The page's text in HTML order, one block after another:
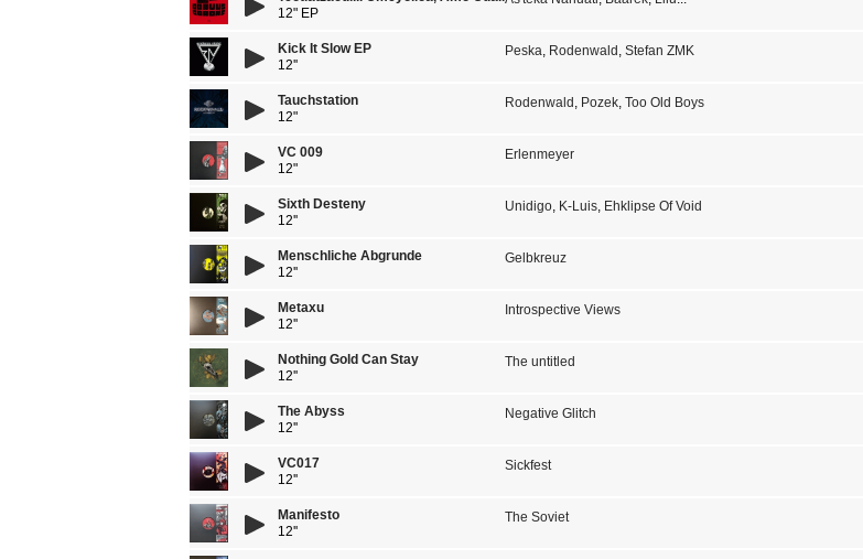
12" EP
Kick It Slow EP
12''
Peska, Rodenwald , Stefan ZMK
Tauchstation
12"
Rodenwald , Pozek, Too Old Boys
VC 009
12"
Erlenmeyer
Sixth Desteny
12''
Unidigo, K-Luis, Ehklipse Of Void
Menschliche Abgrunde
12''
Gelbkreuz
Metaxu
12''
Introspective Views
Nothing Gold Can Stay
12''
The untitled
The Abyss
12''
Negative Glitch
VC017
12''
Sickfest
Manifesto
12''
The Soviet